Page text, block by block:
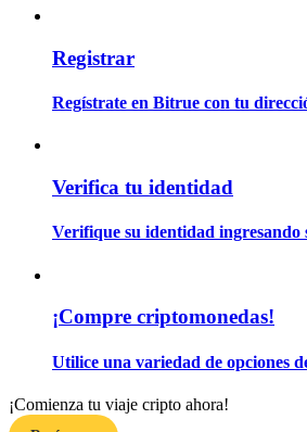
Información
Registrar
Regístrate en Bitrue con tu
Verifica tu identidad
Verifique su identidad
¡Compre criptomonedas!
Utilice una variedad de opciones
¡Comienza tu viaje cripto ahora!